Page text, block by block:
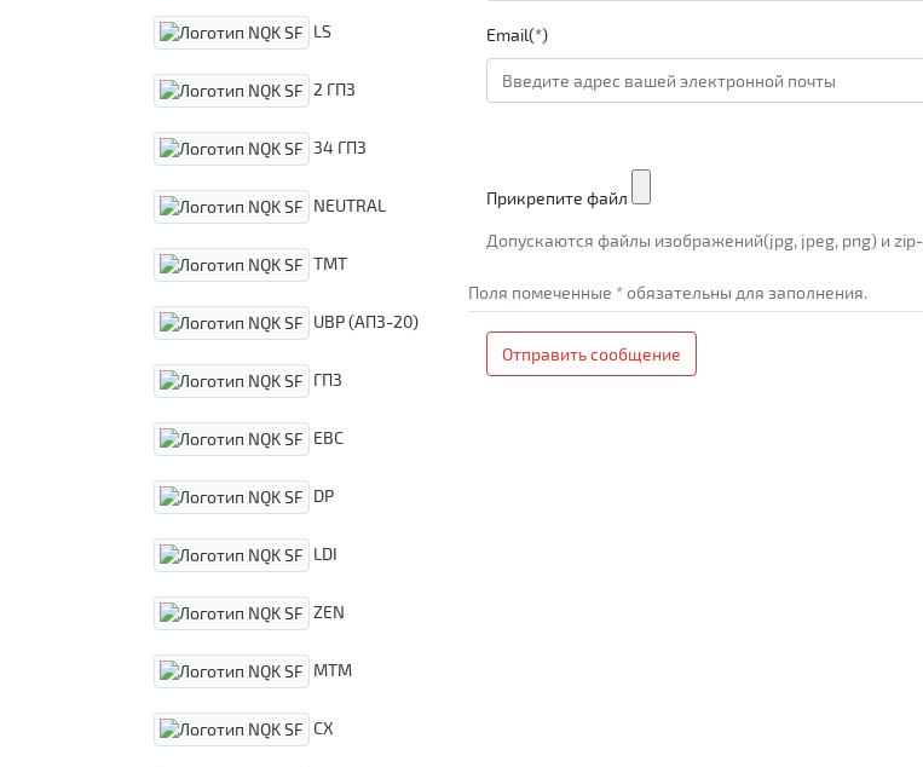
LS
2 ГПЗ
34 ГПЗ
NEUTRAL
TMT
UBP (АПЗ-20)
ГПЗ
EBC
DP
LDI
ZEN
MTM
CX
Email(*)
Прикрепите файл
Допускаются файлы изображений(jpg, jpeg, png) и
Поля помеченные * обязательны для заполнения.
Отправить сообщение